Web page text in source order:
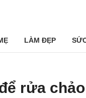
LÀM ĐẸP
rửa